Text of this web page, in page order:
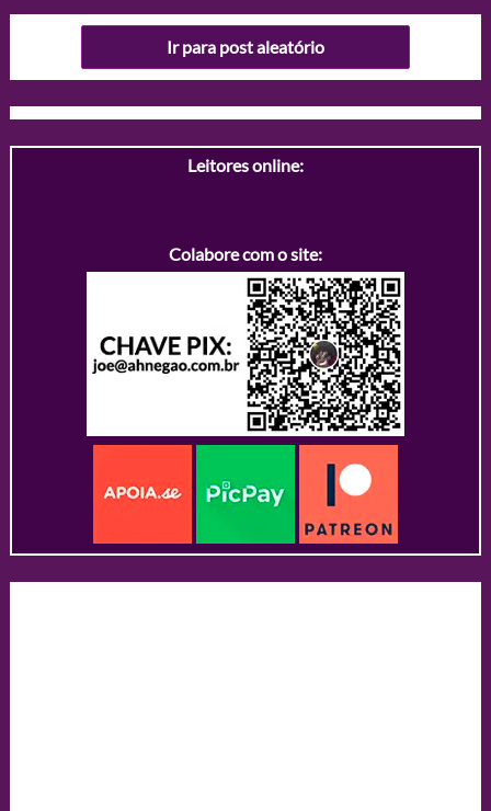
Ir para post aleatório
Leitores online:
Colabore com o site: